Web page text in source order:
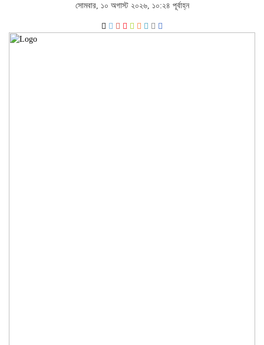
সোমবার, ১০ অগাস্ট ২০২৬, ১০:২৪ পূর্বাহ্ন